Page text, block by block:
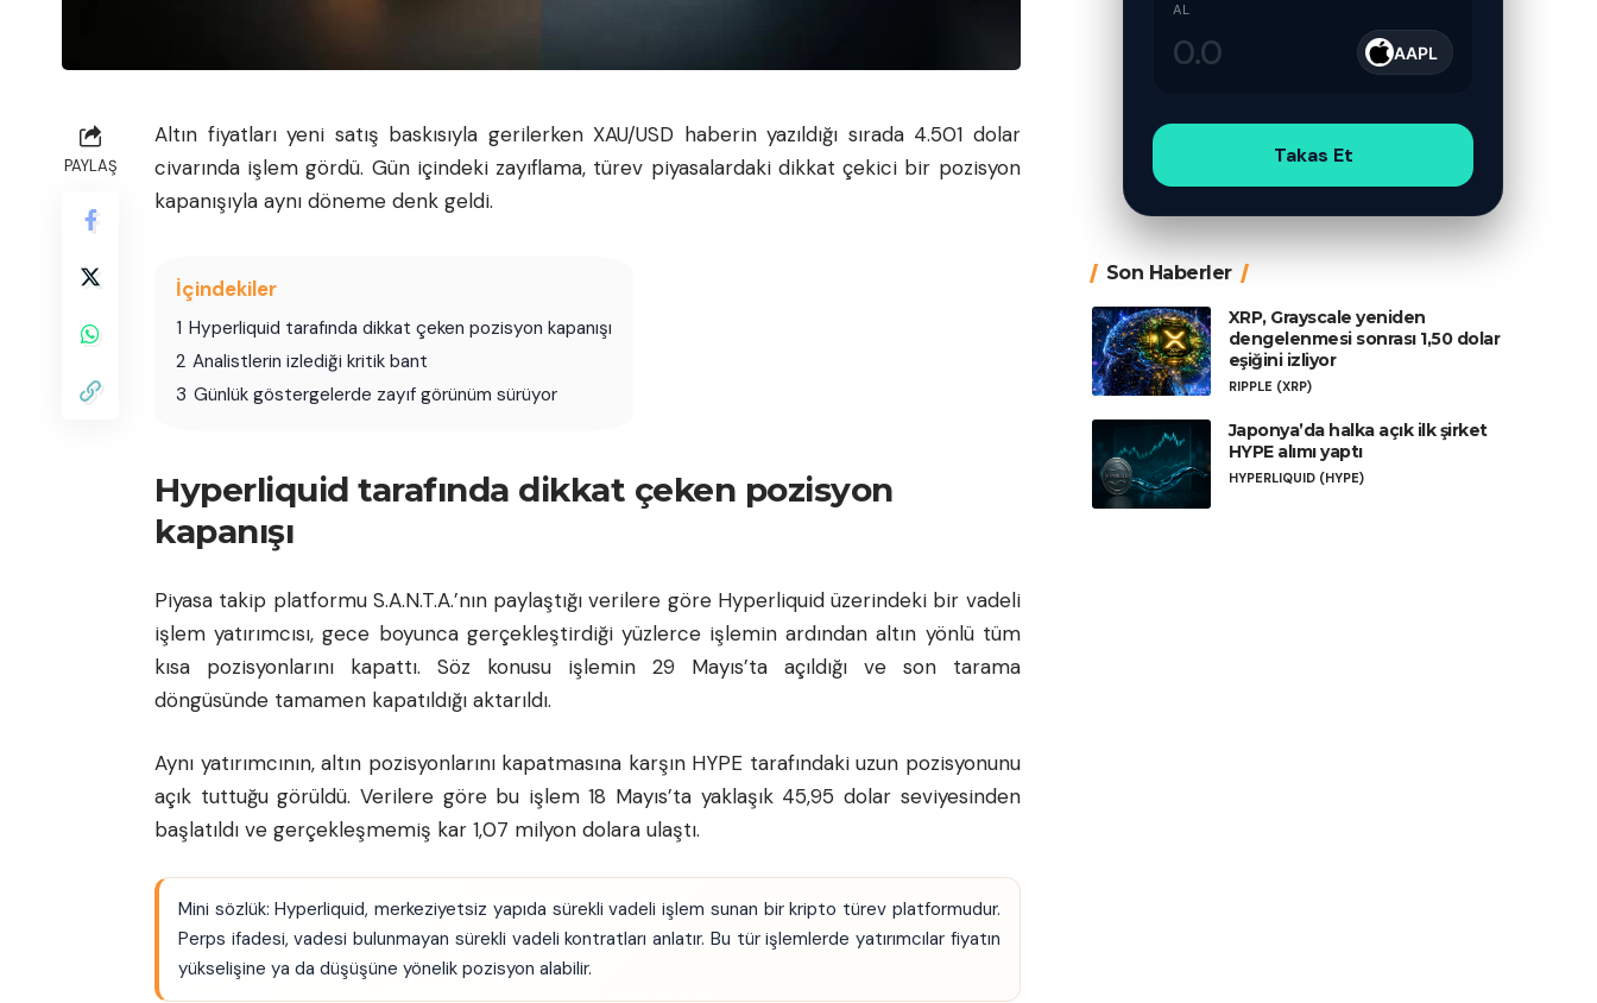
PAYLAŞ
Altın fiyatları yeni satış baskısıyla gerilerken XAU/USD haberin yazıldığı sırada 4.501 dolar
civarında işlem gördü. Gün içindeki zayıflama, türev piyasalardaki dikkat çekici bir pozisyon
kapanışıyla aynı döneme denk geldi.
İçindekiler
1 Hyperliquid tarafında dikkat çeken pozisyon kapanışı
2 Analistlerin izlediği kritik bant
3 Günlük göstergelerde zayıf görünüm sürüyor
Hyperliquid tarafında dikkat çeken pozisyon
kapanışı
Piyasa takip platformu S.A.N.T.A.’nın paylaştığı verilere göre Hyperliquidüzerindeki bir vadeli
işlem yatırımcısı, gece boyunca gerçekleştirdiği yüzlerce işlemin ardından altın yönlü tüm
kısa pozisyonlarını kapattı. Söz konusu işlemin 29 Mayıs’ta açıldığı ve son tarama
döngüsünde tamamen kapatıldığı aktarıldı.
Aynı yatırımcının, altın pozisyonlarını kapatmasına karşın HYPE tarafındaki uzun pozisyonunu
açık tuttuğu görüldü. Verilere göre bu işlem 18 Mayıs’ta yaklaşık 45,95 dolar seviyesinden
başlatıldı ve gerçekleşmemiş kar 1,07 milyon dolara ulaştı.
Mini sözlük: Hyperliquid, merkeziyetsiz yapıda sürekli vadeli işlem sunan bir kripto türev platformudur.
Perps ifadesi, vadesi bulunmayan sürekli vadeli kontratları anlatır. Bu tür işlemlerde yatırımcılar fiyatın
yükselişine ya da düşüşüne yönelik pozisyon alabilir.
AL
AAPL
Takas Et
Son Haberler
XRP, Grayscale yeniden
dengelenmesi sonrası 1,50 dolar
eşiğini izliyor
RIPPLE (XRP)
Japonya’da halka açık ilk şirket
HYPE alımı yaptı
HYPERLIQUID (HYPE)